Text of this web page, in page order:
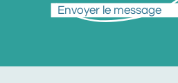
Envoyer le message